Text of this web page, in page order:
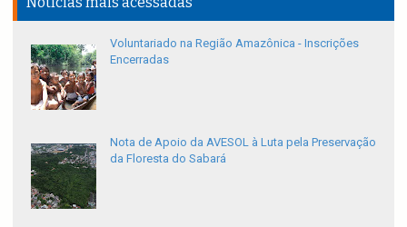
Voluntariado na Região Amazônica - Inscrições
Encerradas
Nota de Apoio da AVESOL à Luta pela Preservação
da Floresta do Sabará